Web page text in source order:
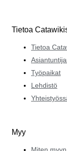
Tietoa
Tietoa
Työpaikat
Lehdistö
Myy
Miten myyn